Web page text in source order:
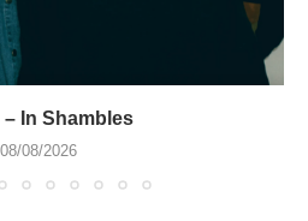
– In Shambles
08/08/2026